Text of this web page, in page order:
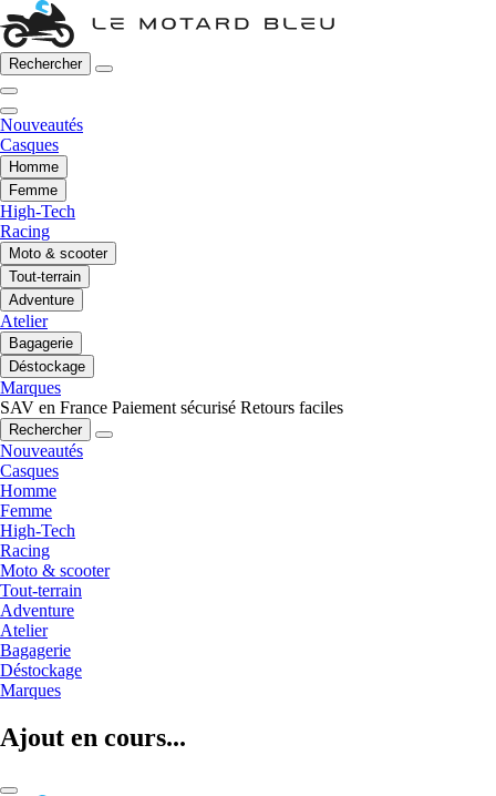
Rechercher
Nouveautés
Casques
Homme
Femme
High-Tech
Racing
Moto & scooter
Tout-terrain
Adventure
Atelier
Bagagerie
Déstockage
Marques
SAV en France Paiement sécurisé Retours faciles
Rechercher
Nouveautés
Casques
Homme
Femme
High-Tech
Racing
Moto & scooter
Tout-terrain
Adventure
Atelier
Bagagerie
Déstockage
Marques
Ajout en cours...